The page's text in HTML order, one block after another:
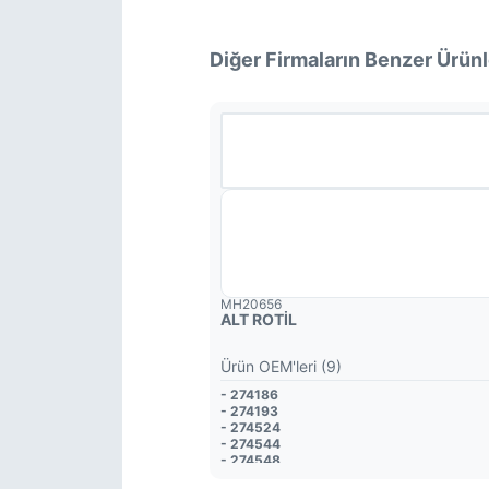
Diğer Firmaların Benzer
MH20656
ALT ROTİL
Ürün OEM'leri (9)
- 274186
- 274193
- 274524
- 274544
- 274548